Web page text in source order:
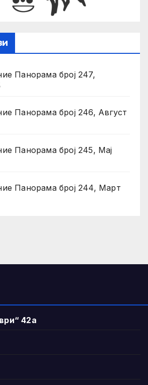
Панорама број 247,
Панорама број 246, Август
Панорама број 245, Мај
Панорама број 244, Март
42а